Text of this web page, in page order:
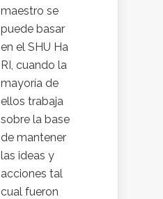
maestro se
puede basar
en el SHU Ha
RI, cuando la
mayoría de
ellos trabaja
sobre la base
de mantener
las ideas y
acciones tal
cual fueron